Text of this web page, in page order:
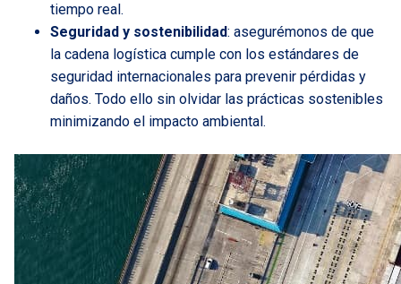
tiempo real.
Seguridad y sostenibilidad: asegurémonos de que
la cadena logística cumple con los estándares de
seguridad internacionales para prevenir pérdidas y
daños. Todo ello sin olvidar las prácticas sostenibles
minimizando el impacto ambiental.